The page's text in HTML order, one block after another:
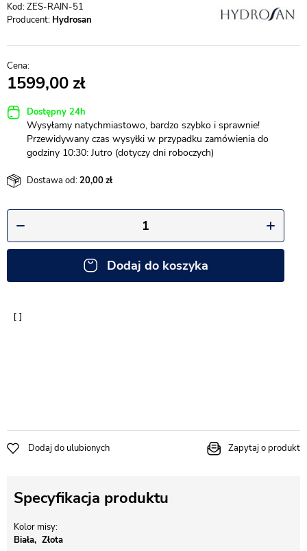
ZES-RAIN-51
Producent: Hydrosan
1599,00
Dostępny 24h
Wysyłamy natychmiastowo, bardzo szybko i sprawnie!
Przewidywany czas wysyłki w przypadku zamówienia do
godziny 10:30: Jutro (dotyczy dni roboczych)
Dostawa od:20,00
Dodaj do koszyka
Dodaj do ulubionych Zapytaj o produkt
Specyfikacja produktu
Kolor misy
Biała
Złota